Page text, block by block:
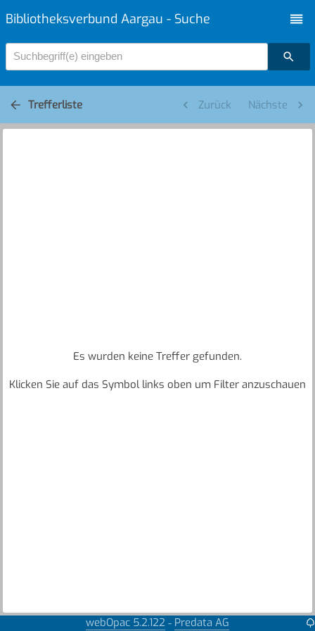
Bibliotheksverbund Aargau - Suche
Suchbegriff(e) eingeben
Trefferliste Zurück Nächste
Es wurden keine Treffer gefunden.
Klicken Sie auf das Symbol links oben um Filter anzuschauen
webOpac 5.2.122 - Predata AG